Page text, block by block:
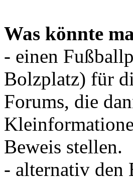
Was könnte
- einen
Bolzplatz) für
Forums, die
Beweis stellen.
- alternativ den